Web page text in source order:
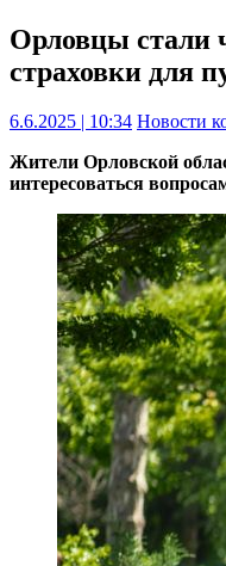
Орловцы стали
страховки для
6.6.2025 | 10:34 Новости
Жители Орловской
интересоваться